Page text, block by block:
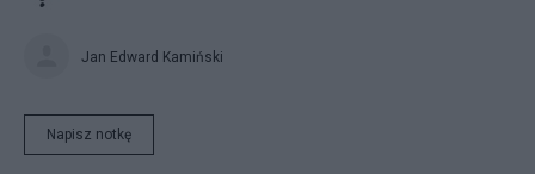
Jan Edward Kamiński
Napisz notkę